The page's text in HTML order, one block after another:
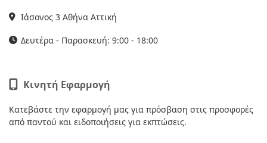
Ιάσονος 3 Αθήνα Αττική
Δευτέρα - Παρασκευή: 9:00 - 18:00
Κινητή Εφαρμογή
Κατεβάστε την εφαρμογή μας για πρόσβαση στις προσφορές
από παντού και ειδοποιήσεις για εκπτώσεις.